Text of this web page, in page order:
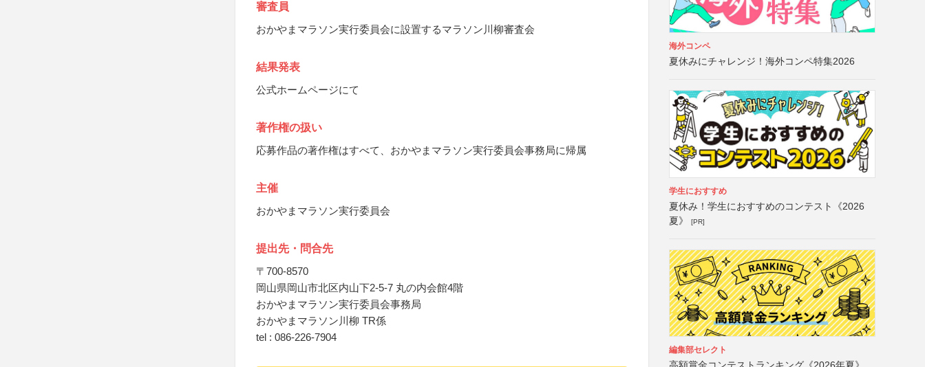
審査員
おかやまマラソン実行委員会に設置するマラソン川柳審査会
結果発表
公式ホームページにて
著作権の扱い
応募作品の著作権はすべて、おかやまマラソン実行委員会事務局に帰属
主催
おかやまマラソン実行委員会
提出先・問合先
〒700-8570
岡山県岡山市北区内山下2-5-7 丸の内会館4階
おかやまマラソン実行委員会事務局
おかやまマラソン川柳 TR係
tel : 086-226-7904
海外コンペ
夏休みにチャレンジ！海外コンペ特集2026
学生におすすめ
夏休み！学生におすすめのコンテスト《2026
夏》
[PR]
編集部セレクト
高額賞金コンテストランキング《2026年夏》